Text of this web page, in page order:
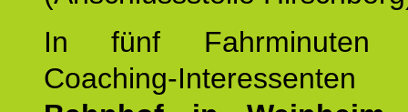
In fünf Fahrminuten
Coaching-